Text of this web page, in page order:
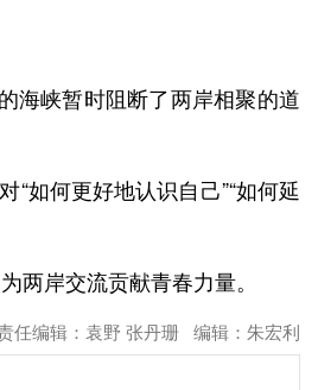
海峡暂时阻断了两岸相聚的道
如何更好地认识自己”“如何延
两岸交流贡献青春力量。
任编辑：袁野 张丹珊 编辑：朱宏利